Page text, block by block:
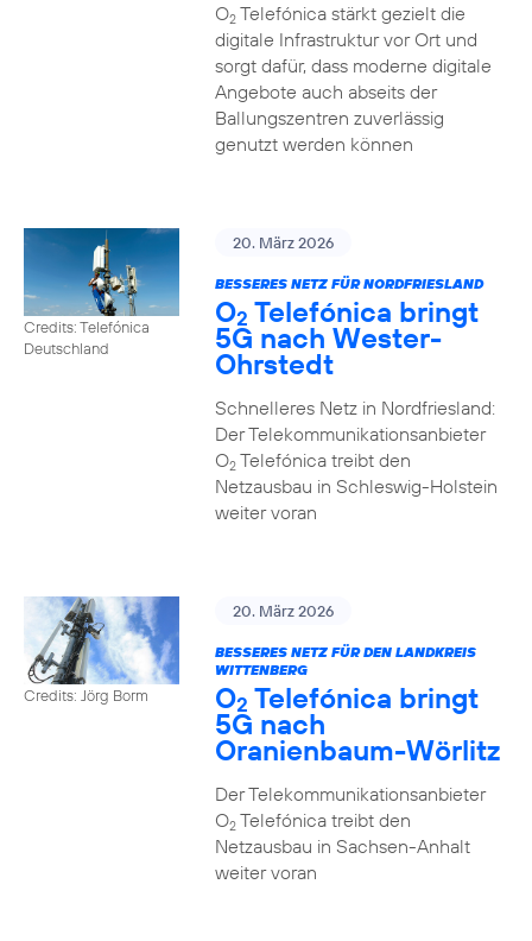
O2Telefónica stärkt gezielt die
digitale Infrastruktur vor Ort und
sorgt dafür, dass moderne digitale
Angebote auch abseits der
Ballungszentren zuverlässig
genutzt werden können
Credits: Telefónica
Deutschland
20. März 2026
BESSERES NETZ FÜR NORDFRIESLAND
O2 Telefónica bringt
5G nach Wester-
Ohrstedt
Schnelleres Netz in Nordfriesland:
Der Telekommunikationsanbieter
O2Telefónica treibt den
Netzausbau in Schleswig-Holstein
weiter voran
Credits: Jörg Borm
20. März 2026
BESSERES NETZ FÜR DEN LANDKREIS
WITTENBERG
O2 Telefónica bringt
5G nach
Oranienbaum-Wörlitz
Der Telekommunikationsanbieter
O2Telefónica treibt den
Netzausbau in Sachsen-Anhalt
weiter voran